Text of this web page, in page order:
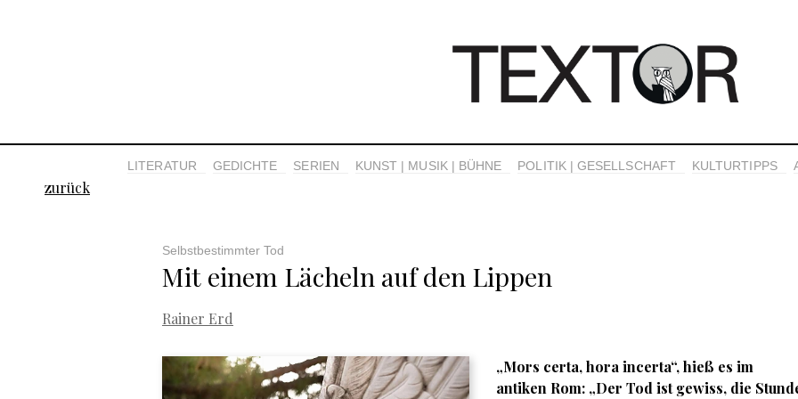
LITERATUR GEDICHTE SERIEN KUNST | MUSIK | BÜHNE POLITIK | GESELLSCHAFT KULTURTIPPS
zurück
Selbstbestimmter Tod
Mit einem Lächeln auf den Lippen
Rainer Erd
„Mors certa, hora incerta“, hieß es im
antiken Rom: „Der Tod ist gewiss, die